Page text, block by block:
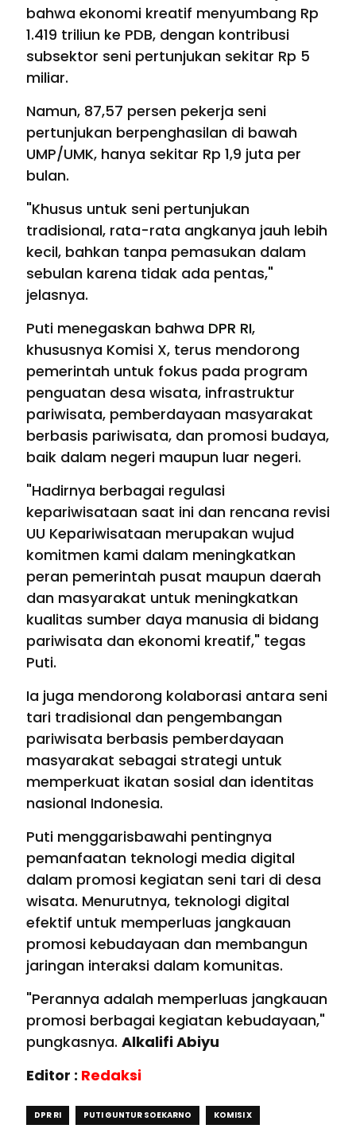
bahwa ekonomi kreatif menyumbang Rp
1.419 triliun ke PDB, dengan kontribusi
subsektor seni pertunjukan sekitar Rp 5
miliar.
Namun, 87,57 persen pekerja seni
pertunjukan berpenghasilan di bawah
UMP/UMK, hanya sekitar Rp 1,9 juta per
bulan.
"Khusus untuk seni pertunjukan
tradisional, rata-rata angkanya jauh lebih
kecil, bahkan tanpa pemasukan dalam
sebulan karena tidak ada pentas,"
jelasnya.
Puti menegaskan bahwa DPR RI,
khususnya Komisi X, terus mendorong
pemerintah untuk fokus pada program
penguatan desa wisata, infrastruktur
pariwisata, pemberdayaan masyarakat
berbasis pariwisata, dan promosi budaya,
baik dalam negeri maupun luar negeri.
"Hadirnya berbagai regulasi
kepariwisataan saat ini dan rencana revisi
UU Kepariwisataan merupakan wujud
komitmen kami dalam meningkatkan
peran pemerintah pusat maupun daerah
dan masyarakat untuk meningkatkan
kualitas sumber daya manusia di bidang
pariwisata dan ekonomi kreatif," tegas
Puti.
Ia juga mendorong kolaborasi antara seni
tari tradisional dan pengembangan
pariwisata berbasis pemberdayaan
masyarakat sebagai strategi untuk
memperkuat ikatan sosial dan identitas
nasional Indonesia.
Puti menggarisbawahi pentingnya
pemanfaatan teknologi media digital
dalam promosi kegiatan seni tari di desa
wisata. Menurutnya, teknologi digital
efektif untuk memperluas jangkauan
promosi kebudayaan dan membangun
jaringan interaksi dalam komunitas.
"Perannya adalah memperluas jangkauan
promosi berbagai kegiatan kebudayaan,"
pungkasnya. Alkalifi Abiyu
Editor : Redaksi
DPR RI PUTI GUNTUR SOEKARNO KOMISI X